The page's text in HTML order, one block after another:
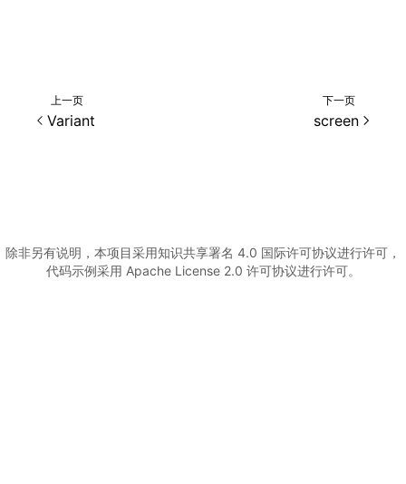
上一页
Variant
下一页
screen
除非另有说明，本项目采用知识共享署名 4.0 国际许可协议进行许可，
代码示例采用 Apache License 2.0 许可协议进行许可。